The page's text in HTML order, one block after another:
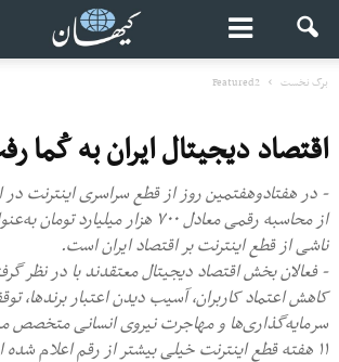
برگ نخست Featured2
اقتصاد دیجیتال ایران به کُما
- در هفتادوهفتمین روز از قطع سراسری اینترنت
از محاسبه رقمی معادل ۷۰۰ هزار
ناشی از قطع اینترنت بر اقتصاد ایران است.
- فعالان بخش اقتصاد دیجیتال معتقدند با در نظر
کاهش اعتماد کاربران، آسیب دیدن اعتبار برندها،
سرمایه‌گذاری‌ها و مهاجرت نیروی انسانی متخصص
۱۱ هفته قطع اینترنت خیلی بیشتر از رقم اعلام شده است.